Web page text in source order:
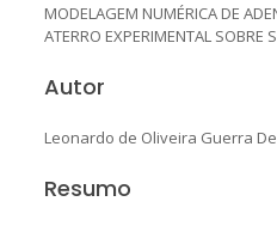
MODELAGEM NUMÉRICA DE
ATERRO EXPERIMENTAL SOBRE
Autor
Leonardo de Oliveira Guerra
Resumo